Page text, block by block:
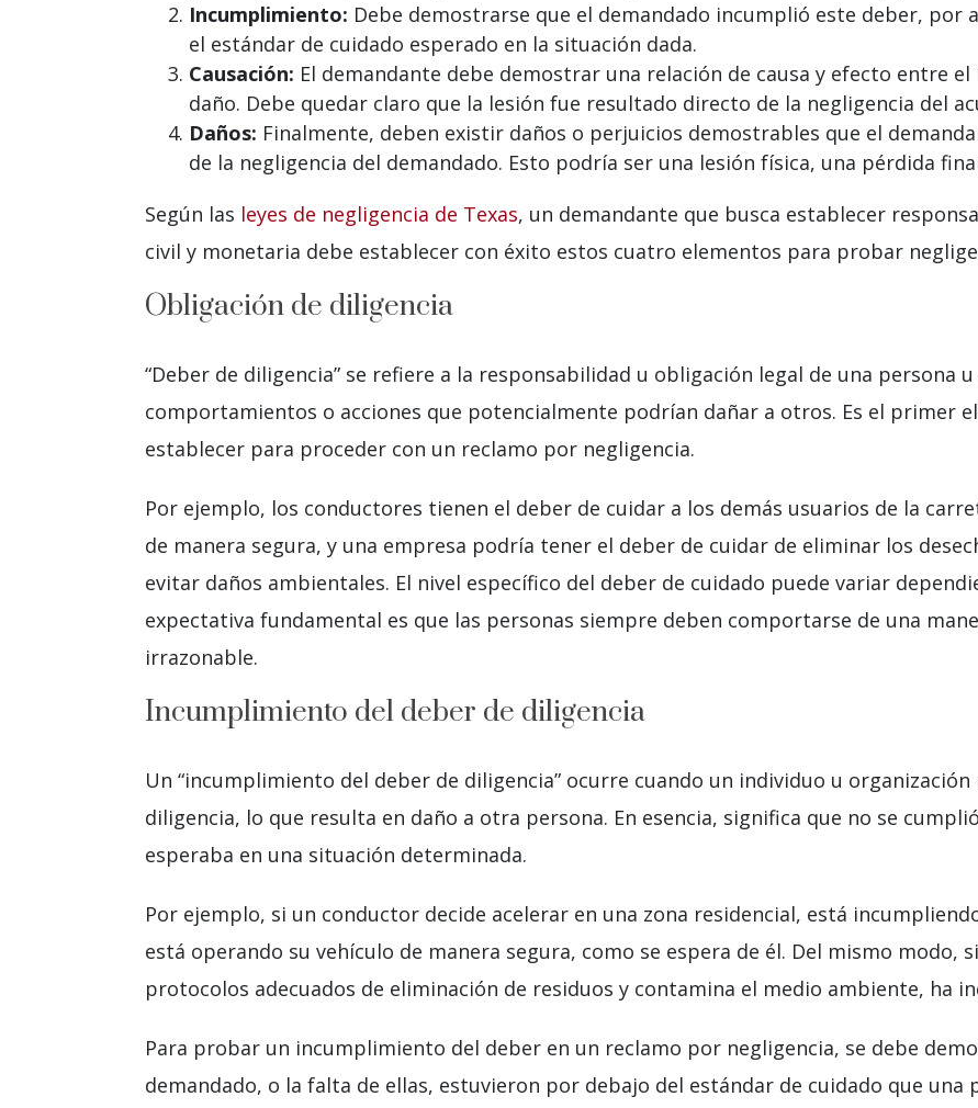
Incumplimiento: Debe demostrarse que el demandado incumplió este deber, por
el estándar de cuidado esperado en la situación dada.
Causación: El demandante debe demostrar una relación de causa y efecto entre
daño. Debe quedar claro que la lesión fue resultado directo de la negligencia del
Daños: Finalmente, deben existir daños o perjuicios demostrables que el
de la negligencia del demandado. Esto podría ser una lesión física, una pérdida
Según las leyes de negligencia de Texas, un demandante que busca establecer
civil y monetaria debe establecer con éxito estos cuatro elementos para probar
Obligación de diligencia
“Deber de diligencia” se refiere a la responsabilidad u obligación legal de una persona
comportamientos o acciones que potencialmente podrían dañar a otros. Es el primer
establecer para proceder con un reclamo por negligencia.
Por ejemplo, los conductores tienen el deber de cuidar a los demás usuarios de la
de manera segura, y una empresa podría tener el deber de cuidar de eliminar los
evitar daños ambientales. El nivel específico del deber de cuidado puede variar
expectativa fundamental es que las personas siempre deben comportarse de una
irrazonable.
Incumplimiento del deber de diligencia
Un “incumplimiento del deber de diligencia” ocurre cuando un individuo u
diligencia, lo que resulta en daño a otra persona. En esencia, significa que no se
esperaba en una situación determinada.
Por ejemplo, si un conductor decide acelerar en una zona residencial, está
está operando su vehículo de manera segura, como se espera de él. Del mismo modo,
protocolos adecuados de eliminación de residuos y contamina el medio ambiente, ha
Para probar un incumplimiento del deber en un reclamo por negligencia, se debe
demandado, o la falta de ellas, estuvieron por debajo del estándar de cuidado que